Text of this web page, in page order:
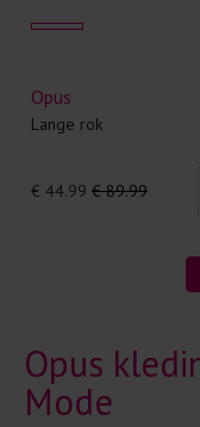
Opus
Lange rok
€ 44.99 € 89.99
Opus
Mode